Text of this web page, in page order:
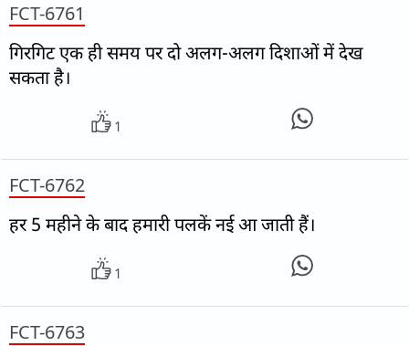
FCT-6761
गिरगिट एक ही समय पर दो अलग-अलग दिशाओं में देख
सकता है।
1
FCT-6762
हर 5 महीने के बाद हमारी पलकें नई आ जाती हैं।
1
FCT-6763